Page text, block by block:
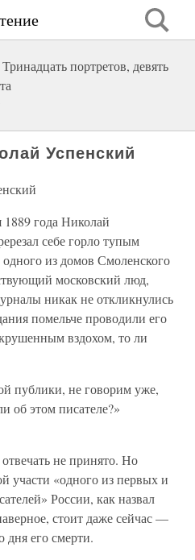
портретов, девять
Успенский
1889 года Николай
себе горло тупым
из домов Смоленского
московский люд,
никак не откликнулись
помельче проводили его
вздохом, то ли
публики, не говорим уже,
об этом писателе?»
не принято. Но
участи «одного из первых и
России, как назвал
стоит даже сейчас —
дня его смерти.